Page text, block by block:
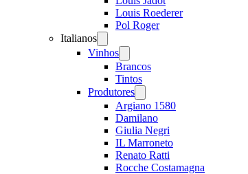
Louis Roederer
Pol Roger
Italianos
menu
Vinhos
menu
Brancos
Tintos
Produtores
menu
Argiano 1580
Damilano
Giulia Negri
IL Marroneto
Renato Ratti
Rocche Costamagna